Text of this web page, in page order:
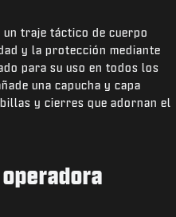
traje táctico de cuerpo
y la protección mediante
para su uso en todos los
una capucha y capa
y cierres que adornan el